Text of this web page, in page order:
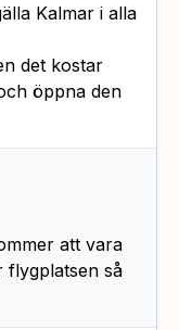
Kalmar i alla
det kostar
öppna den
att vara
flygplatsen så